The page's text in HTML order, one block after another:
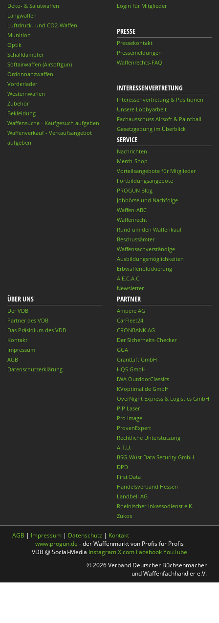
Deko- & Salutwaffen
Langwaffen
Luftdruck- und CO2-Waffen
Munition
Optik
Schalldämpfer
Softairwaffen (Airsoftgun)
Ordonnanzwaffen
Vorderlader
Westernwaffen
Zubehör
Bekleidung
Waffensuche - Kaufgesuch aufgeben
Waffenverkauf - Verkaufsangebot
aufgeben
Login für Mitglieder
PRESSE
Pressekontakt
Pressemeldungen
Waffenrechts-FAQ
INTERESSENVERTRETUNG
Interessenvertretung & Positionen
Unsere Lobbyarbeit
Fachausschuss Airsoft & Paintball
Gesetzgebung im Überblick
SERVICE
Nachrichten
Merch-Shop
Vorteilsangebote für Mitglieder
Fortbildungsangebote
PROGUN Blog
Jobbörse und Nachfolge
Waffen-ABC
Waffenrecht
Rund um den Waffenkauf
Beschussämter
Waffensachverständige
Ausbildungsmöglichkeiten
Erbwaffenblockierung
A.E.C.A.C.
Newsletter
ÜBER UNS
Der VDB
Partner des VDB
Das Präsidium des VDB
Kontakt
Impressum
AGB
Datenschutzerklärung
PARTNER
Ampere AG
CarFleet24
CRONBANK AG
Der Sicherheits-Checker
GGA
GrantLift GmbH
HQS GmbH
IWA OutdoorClassics
KVoptimal.de GmbH
OverNight Express & Logistics GmbH
PiP Laser
Pro Image
ProvenExpert
Rechtliche Unterstützung
A.T.U.
BSG-Wüst Data Security GmbH
DPD
First Data
Handelsverband Hessen
Landbell AG
Rheinischer-Inkassodienst e.K.
Zukos
AGB | Impressum | Datenschutz | Kontakt
www.progun.de - der Waffenmarkt von Profis für Profis
VDB @ Social-Media InstagramX.com FacebookYouTube
© 2026 Verband Deutscher Büchsenmacher
und Waffenfachhändler e.V.